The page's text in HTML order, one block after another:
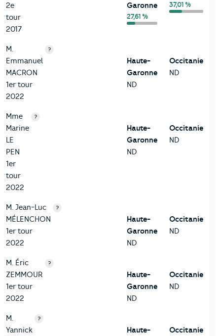
2e
tour
2017
Garonne
27,61 %
37,01 %
M.
Emmanuel
MACRON
1er tour
2022
?
Haute-
Garonne
ND
Occitanie
ND
Mme
Marine
LE
PEN
1er
tour
2022
?
Haute-
Garonne
ND
Occitanie
ND
M. Jean-Luc
MÉLENCHON
1er tour
2022
?
Haute-
Garonne
ND
Occitanie
ND
M. Éric
ZEMMOUR
1er tour
2022
?
Haute-
Garonne
ND
Occitanie
ND
M.
Yannick
?
Haute-
Occitanie